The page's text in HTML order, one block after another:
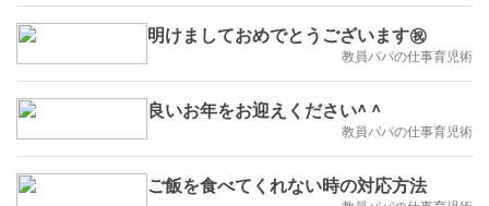
明けましておめでとうございます㊗️
教員パパの仕事育児術
良いお年をお迎えください^ ^
教員パパの仕事育児術
ご飯を食べてくれない時の対応方法